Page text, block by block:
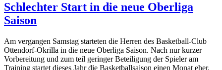
Schlechter Start in die neue Oberliga
Saison
Am vergangen Samstag starteten die Herren des Basketball-Club
Ottendorf-Okrilla in die neue Oberliga Saison. Nach nur kurzer
Vorbereitung und zum teil geringer Beteiligung der Spieler am
Training startet dieses Jahr die Basketballsaison einen Monat eher,